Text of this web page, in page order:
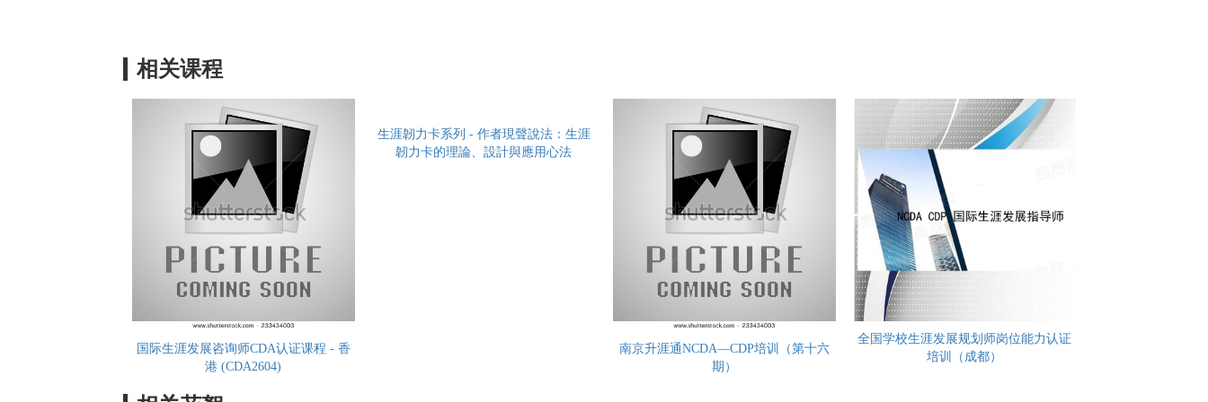
相关课程
国际生涯发展咨询师CDA认证课程 - 香
港 (CDA2604)
生涯韌力卡系列 - 作者現聲說法：生涯
韌力卡的理論、設計與應用心法
南京升涯通NCDA—CDP培训（第十六
期）
全国学校生涯发展规划师岗位能力认证
培训（成都）